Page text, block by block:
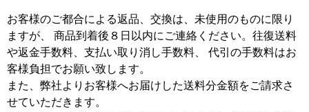
お客様のご都合による返品、交換は、未使用のものに限り
ますが、
商品到着後８日以内にご連絡ください。往復送料
や返金手数料、支払い取り消し手数料、 代引の手数料はお
客様負担でお願い致します。
また、弊社よりお客様へお届けした送料分金額をご請求さ
せていただきます。